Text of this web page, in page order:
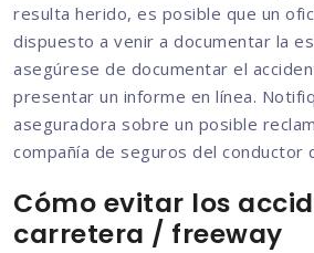
resulta herido, es posible que un
dispuesto a venir a documentar la
asegúrese de documentar el
presentar un informe en línea.
aseguradora sobre un posible
compañía de seguros del conductor
Cómo evitar los
carretera / freeway